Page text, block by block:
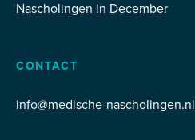
Nascholingen in December
CONTACT
info@medische-nascholingen.nl